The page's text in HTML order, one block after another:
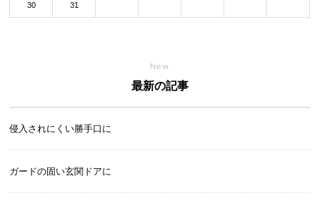
30 31
New
最新の記事
侵入されにくい勝手口に
ガードの固い玄関ドアに